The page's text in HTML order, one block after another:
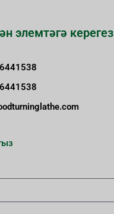
элемтәгә керегез